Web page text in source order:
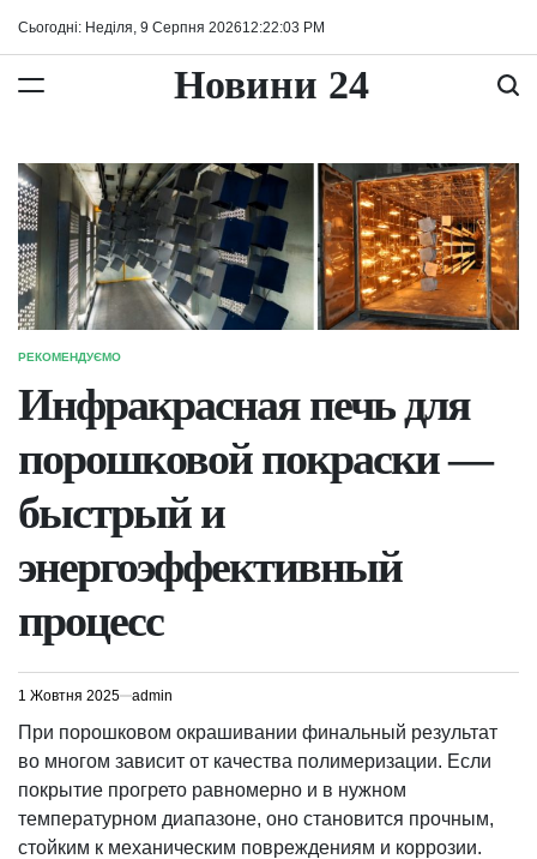
Сьогодні: Неділя, 9 Серпня 202612:22:04 PM
Новини 24
ОПУБЛІКУВАТИ
РЕКОМЕНДУЄМО
Инфракрасная печь для
порошковой покраски —
быстрый и
энергоэффективный
процесс
1 Жовтня 2025 admin
При порошковом окрашивании финальный результат
во многом зависит от качества полимеризации. Если
покрытие прогрето равномерно и в нужном
температурном диапазоне, оно становится прочным,
стойким к механическим повреждениям и коррозии.